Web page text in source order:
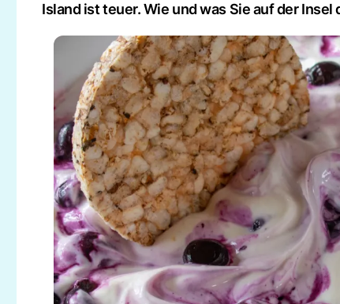
Island ist teuer. Wie und was Sie auf der